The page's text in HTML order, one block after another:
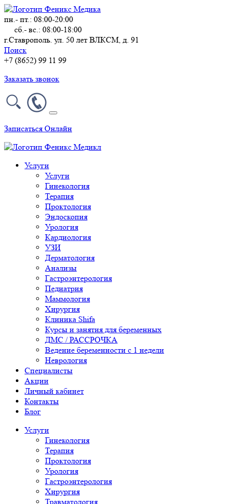
пн.- пт.: 08:00-20:00
сб.- вс.: 08:00-18:00
г.Ставрополь. ул. 50 лет ВЛКСМ, д. 91
Поиск
+7 (8652) 99 11 99
Заказать звонок
Записаться Онлайн
Услуги
Услуги
Гинекология
Терапия
Проктология
Эндоскопия
Урология
Кардиология
УЗИ
Дерматология
Анализы
Гастроэнтерология
Педиатрия
Маммология
Хирургия
Клиника Shifa
Курсы и занятия для беременных
ДМС / РАССРОЧКА
Ведение беременности с 1 недели
Неврология
Специалисты
Акции
Личный кабинет
Контакты
Блог
Услуги
Гинекология
Терапия
Проктология
Урология
Гастроэнтерология
Хирургия
Травматология